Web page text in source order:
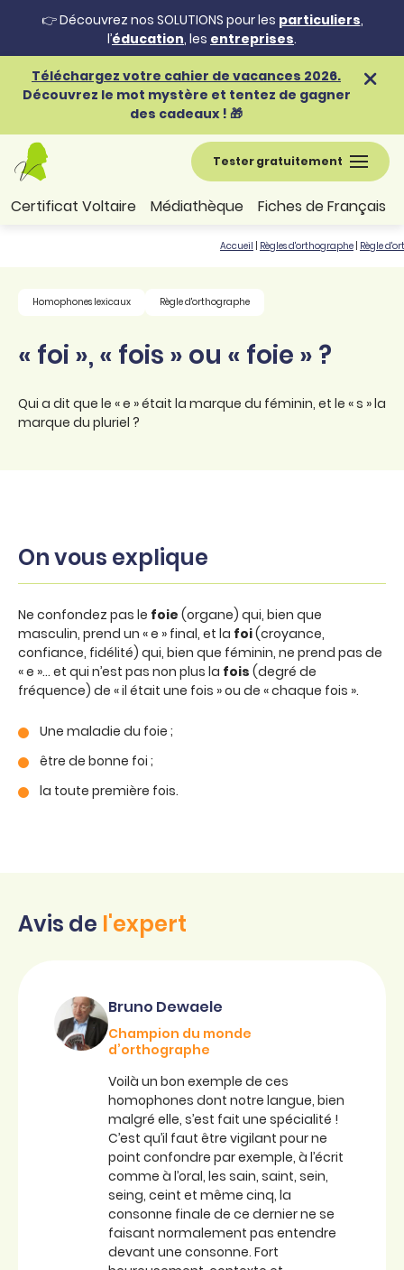
👉 Découvrez nos SOLUTIONS pour les particuliers,
l’éducation, les entreprises.
Téléchargez votre cahier de vacances 2026.
Découvrez le mot mystère et tentez de gagner
des cadeaux ! 🎁
Tester gratuitement
Certificat Voltaire Médiathèque Fiches de Français
Accueil Règles d'orthographe Règle
Homophones lexicaux Règle d'orthographe
« foi », « fois » ou « foie » ?
Qui a dit que le « e » était la marque du féminin, et le « s » la
marque du pluriel ?
On vous explique
Ne confondez pas le foie (organe) qui, bien que
masculin, prend un « e » final, et la foi(croyance,
confiance, fidélité) qui, bien que féminin, ne prend pas de
« e »… et qui n’est pas non plus la fois (degré de
fréquence) de « il était une fois » ou de « chaque fois ».
Une maladie du foie ;
être de bonne foi ;
la toute première fois.
Avis de l'expert
Bruno Dewaele
Champion du monde
d’orthographe
Voilà un bon exemple de ces
homophones dont notre langue, bien
malgré elle, s’est fait une spécialité !
C’est qu’il faut être vigilant pour ne
point confondre par exemple, à l’écrit
comme à l’oral, les sain, saint, sein,
seing, ceint et même cinq, la
consonne finale de ce dernier ne se
faisant normalement pas entendre
devant une consonne. Fort